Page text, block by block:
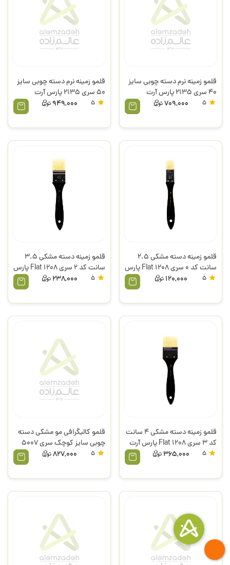
قلمو زمینه نرم دسته چوبی سایز
40 سری 2135 پارس آرت
709,000
قلمو زمینه نرم دسته چوبی سایز
50 سری 2135 پارس آرت
949,000
قلمو زمینه دسته مشکی 2.5
سانت کد 0 سری Flat 1208 پارس
آرت
120,000
قلمو زمینه دسته مشکی 3.5
سانت کد 2 سری Flat 1208 پارس
آرت
238,000
قلمو زمینه دسته مشکی 4 سانت
کد 3 سری Flat 1208 پارس آرت
365,000
قلمو کالیگرافی مو مشکی دسته
چوبی سایز کوچک سری 5007
پارس آرت 827,000